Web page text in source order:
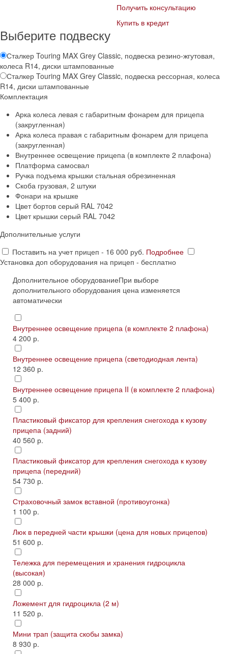
Получить консультацию
Купить в кредит
Выберите подвеску
Сталкер Touring MAX Grey Classic, подвеска резино-жгутовая,
колеса R14, диски штампованные
Сталкер Touring MAX Grey Classic, подвеска рессорная, колеса
R14, диски штампованные
Комплектация
Арка колеса левая с габаритным фонарем для прицепа
(закругленная)
Арка колеса правая с габаритным фонарем для прицепа
(закругленная)
Внутреннее освещение прицепа (в комплекте 2 плафона)
Платформа самосвал
Ручка подъема крышки стальная обрезиненная
Скоба грузовая, 2 штуки
Фонари на крышке
Цвет бортов серый RAL 7042
Цвет крышки серый RAL 7042
Дополнительные услуги
Поставить на учет прицеп - 16 000 руб. Подробнее
Установка доп оборудования на прицеп - бесплатно
Дополнительное оборудованиеПри выборе
дополнительного оборудования цена изменяется
автоматически
Внутреннее освещение прицепа (в комплекте 2 плафона)
4 200 р.
Внутреннее освещение прицепа (светодиодная лента)
12 360 р.
Внутреннее освещение прицепа II (в комплекте 2 плафона)
5 400 р.
Пластиковый фиксатор для крепления снегохода к кузову
прицепа (задний)
40 560 р.
Пластиковый фиксатор для крепления снегохода к кузову
прицепа (передний)
54 730 р.
Страховочный замок вставной (противоугонка)
1 100 р.
Люк в передней части крышки (цена для новых прицепов)
51 600 р.
Тележка для перемещения и хранения гидроцикла
(высокая)
28 000 р.
Ложемент для гидроцикла (2 м)
11 520 р.
Мини трап (защита скобы замка)
8 930 р.